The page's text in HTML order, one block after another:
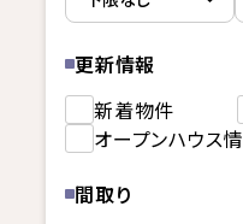
更新情報
新着物件
オープンハウス
間取り